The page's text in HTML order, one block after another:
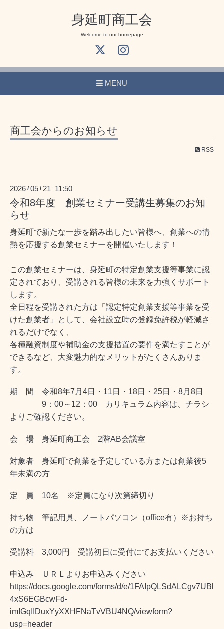
身延町商工会
Welcome to our homepage
MENU
商工会からのお知らせ
RSS
2026 /05 / 21 11:50
令和8年度 創業セミナー受講生募集のお知
らせ
身延町で新たな一歩を踏み出したい皆様へ、創業への情
熱を応援する創業セミナーを開催いたします！
この創業セミナーは、身延町の特定創業支援等事業に認
定されており、受講される皆様の未来を力強くサポート
します。
全日程を受講された方は「認定特定創業支援等事業を受
けた創業者」として、会社設立時の登録免許税が軽減さ
れるだけでなく、
各種融資制度や補助金の支援措置の要件を満たすことが
できるなど、大変魅力的なメリットがたくさんありま
す。
期 間 令和8年7月4日・11日・18日・25日・8月8日
9：00～12：00 カリキュラム内容は、チラシ
よりご確認ください。
会 場 身延町商工会 2階AB会議室
対象者 身延町で創業を予定している方または創業後5
年未満の方
定 員 10名 ※定員になり次第締切り
持ち物 筆記用具、ノートパソコン（office有）※お持ち
の方は
受講料 3,000円 受講初日に受付にてお支払いください
申込み ＵＲＬよりお申込みください
https://docs.google.com/forms/d/e/1FAIpQLSdALCgv7UBl
4xS6EGBcwFd-
imIGqIIDuxYyXXHFNaTvVBU4NQ/viewform?
usp=header